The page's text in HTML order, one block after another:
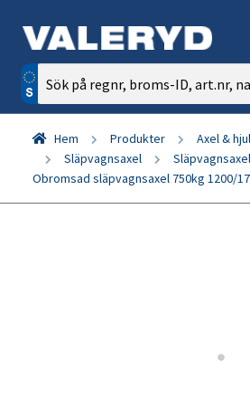
Sök
efter:
Hem Produkter
Axel &
Släpvagnsaxel
Obromsad släpvagnsaxel 750kg 1200/